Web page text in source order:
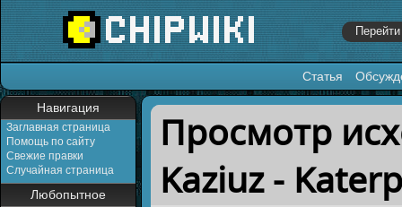
Статья
Навигация
Заглавная страница
Помощь по сайту
Свежие правки
Случайная страница
Любопытное
Перейти к:навигация,поиск
Просмотр
Kaziuz -